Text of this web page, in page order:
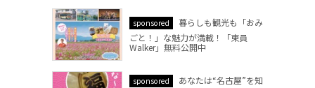
sponsored
暮らしも観光も「おみ
ごと！」な魅力が満載！「東員
Walker」無料公開中
sponsored
あなたは“名古屋”を知